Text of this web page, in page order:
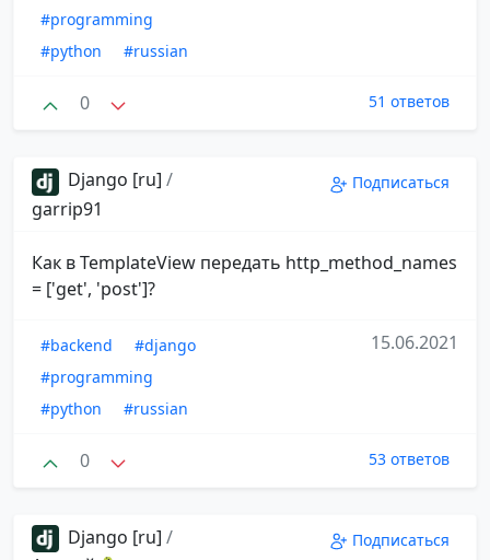
#programming
#python
#russian
0 51 ответов
Django [ru] /
garrip91
Подписаться
Как в TemplateView передать http_method_names
= ['get', 'post']?
#backend
#django
#programming
#python
#russian
15.06.2021
0 53 ответов
Django [ru] /
Подписаться